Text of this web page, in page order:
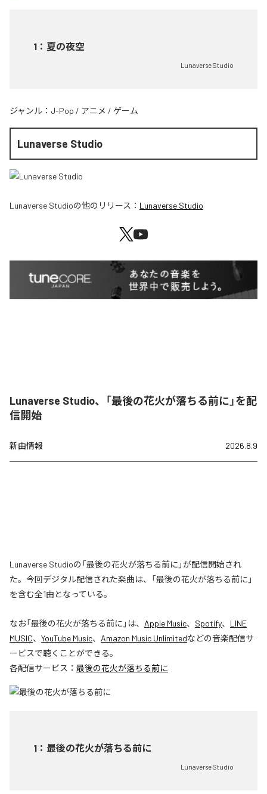
1 ： 夏の夜空
Lunaverse Studio
ジャンル： J-Pop / アニメ / ゲーム
Lunaverse Studio
Lunaverse Studioの他のリリース： Lunaverse Studio
Lunaverse Studio、「最後の花火が落ちる前に」を配
信開始
新曲情報 2026.8.9
Lunaverse Studioの「最後の花火が落ちる前に」が配信開始され
た。今回デジタル配信された楽曲は、「最後の花火が落ちる前に」
を含む全1曲となっている。
なお「最後の花火が落ちる前に 」は、 Apple Music、 Spotify、 LINE
MUSIC、 YouTube Music、 Amazon Music Unlimitedなどの音楽配信サ
ービスで聴くことができる。
各配信サービス： 最後の花火が落ちる前に
1 ： 最後の花火が落ちる前に
Lunaverse Studio